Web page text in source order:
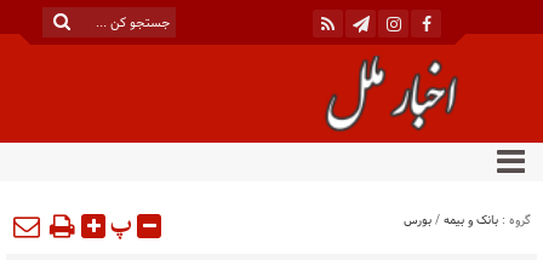
گروه : بانک و بیمه/بورس پ